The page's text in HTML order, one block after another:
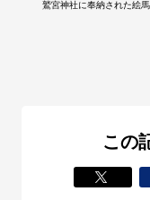
鷲宮神社に奉納された絵馬
この